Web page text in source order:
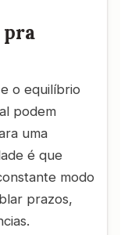
pra
o equilíbrio
podem
uma
é que
modo
prazos,